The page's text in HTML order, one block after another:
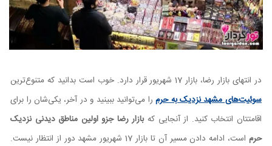
در انتهای بازار رضا، بازار 17 شهریور قرار دارد. خوب است بدانید که متنوع‌ترین
سوئیت‌های مشهد نزدیک به حرمرا می‌توانید ببینید و در آخر، یکی‌شان را برای
اقامتتان انتخاب کنید. از آنجایی کهبازار رضا جزو اولین مناطق دیدنی نزدیک
حرم
است، ادامه دادن مسیر آن تا بازار 17 شهریور مشهد دور از انتظار نیست.